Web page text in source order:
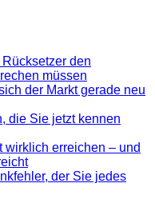
den
müssen
der Markt gerade neu
die Sie jetzt kennen
erreichen – und
der Sie jedes